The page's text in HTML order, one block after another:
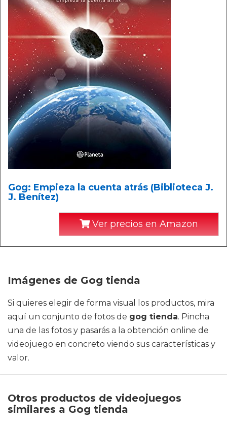
Gog: Empieza la cuenta atrás (Biblioteca J.
J. Benítez)
Ver precios en Amazon
Imágenes de Gog tienda
Si quieres elegir de forma visual los productos, mira
aquí un conjunto de fotos de gog tienda. Pincha
una de las fotos y pasarás a la obtención online de
videojuego en concreto viendo sus características y
valor.
Otros productos de videojuegos
similares a Gog tienda